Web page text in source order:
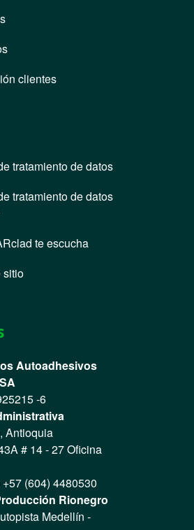
clientes
tratamiento de datos
tratamiento de datos
te escucha
sitio
Autoadhesivos
-6
Antioquia
# 14 - 27 Oficina
(604) 4480530
Rionegro
Medellín -